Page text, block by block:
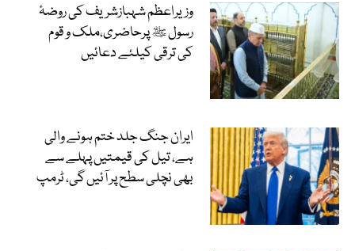
وزیراعظم شہبازشریف کی روضۂ
رسول ﷺ پرحاضری،ملک و قوم
کی ترقی کیلئے دعائیں
ایران جنگ جلد ختم ہونے والی
ہے، تیل کی قیمتیں پہلے سے
بھی نچلی سطح پر آئیں گی، ٹرمپ